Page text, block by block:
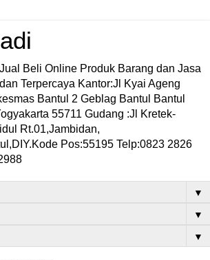
Beli Online Produk Barang dan Jasa
Terpercaya Kantor:Jl Kyai Ageng
Bantul 2 Geblag Bantul Bantul
55711 Gudang :Jl Kretek-
Rt.01,Jambidan,
Pos:55195 Telp:0823 2826
▼
▼
▼